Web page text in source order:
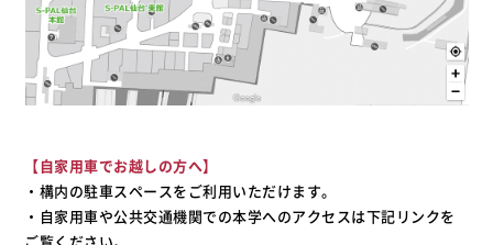
【自家用車でお越しの方へ】
・構内の駐車スペースをご利用いただけます。
・自家用車や公共交通機関での本学へのアクセスは下記リンクを